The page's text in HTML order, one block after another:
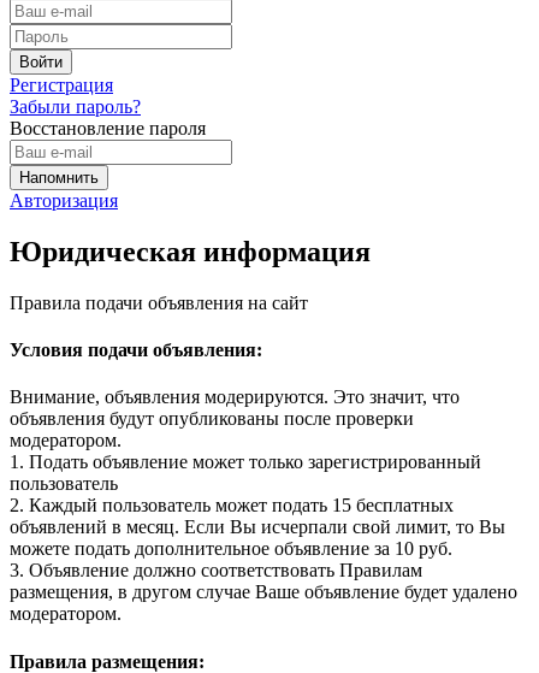
Регистрация
Забыли пароль?
Восстановление пароля
Авторизация
Юридическая информация
Правила подачи объявления на сайт
Условия подачи объявления:
Внимание, объявления модерируются. Это значит, что
объявления будут опубликованы после проверки
модератором.
1. Подать объявление может только зарегистрированный
пользователь
2. Каждый пользователь может подать 15 бесплатных
объявлений в месяц. Если Вы исчерпали свой лимит, то Вы
можете подать дополнительное объявление за 10 руб.
3. Объявление должно соответствовать Правилам
размещения, в другом случае Ваше объявление будет удалено
модератором.
Правила размещения: